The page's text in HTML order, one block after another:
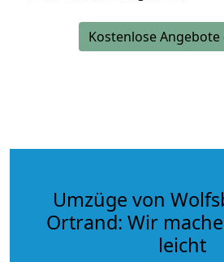
Kostenlose
Umzüge von
Ortrand: Wir
leicht